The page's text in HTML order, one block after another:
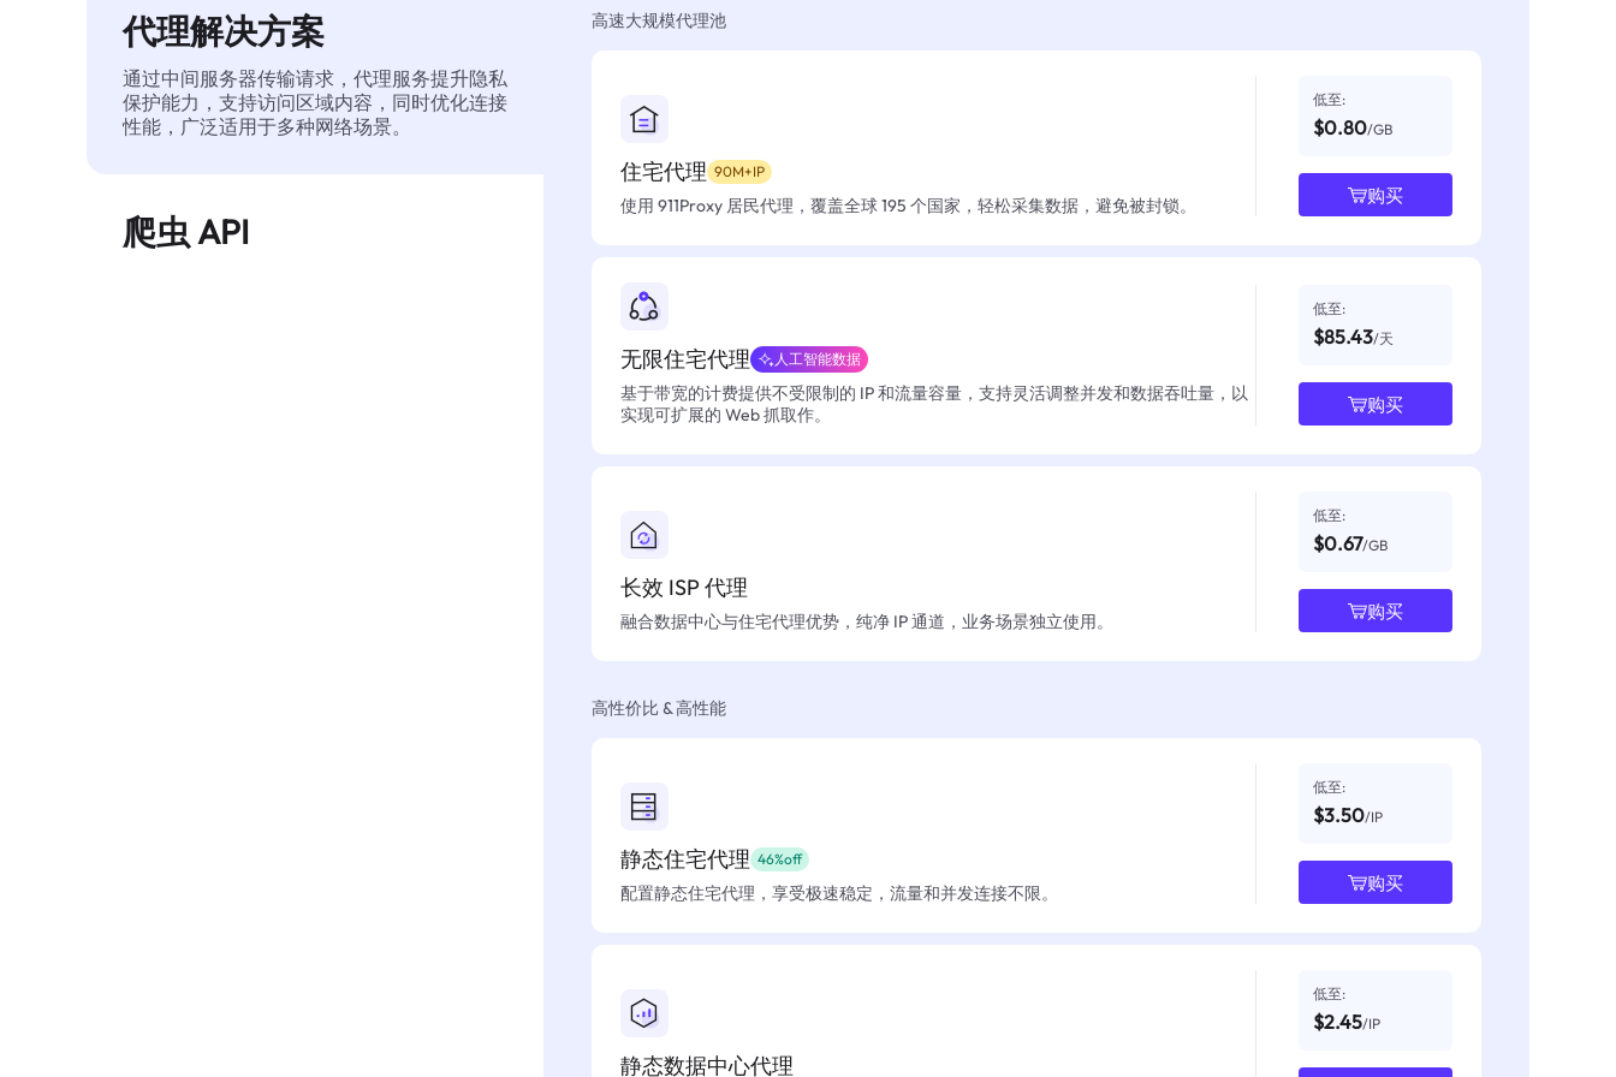
代理解决方案
通过中间服务器传输请求，代理服务提升隐私
保护能力，支持访问区域内容，同时优化连接
性能，广泛适用于多种网络场景。
爬虫 API
高速大规模代理池
住宅代理 90M+IP
使用 911Proxy 居民代理，覆盖全球 195 个国家，轻松采集数据，避免被封锁。
低至:
$0.80/GB
购买
无限住宅代理 人工智能数据
基于带宽的计费提供不受限制的 IP 和流量容量，支持灵活调整并发和数据吞吐量，以
实现可扩展的 Web 抓取作。
低至:
$85.43/天
购买
长效 ISP 代理
融合数据中心与住宅代理优势，纯净 IP 通道，业务场景独立使用。
低至:
$0.67/GB
购买
高性价比 & 高性能
静态住宅代理 46%off
配置静态住宅代理，享受极速稳定，流量和并发连接不限。
低至:
$3.50/IP
购买
静态数据中心代理
低至:
$2.45/IP